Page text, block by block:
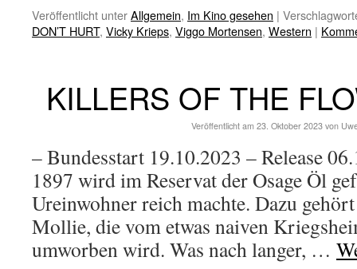
Veröffentlicht unterAllgemein, Im Kino gesehen |
DON’T HURT, Vicky Krieps, Viggo Mortensen, Western |
KILLERS OF THE
Veröffentlicht am 23. Oktober 2023 von
– Bundesstart 19.10.2023 – Release
1897 wird im Reservat der Osage Öl
Ureinwohner reich machte. Dazu
Mollie, die vom etwas naiven
umworben wird. Was nach langer, …